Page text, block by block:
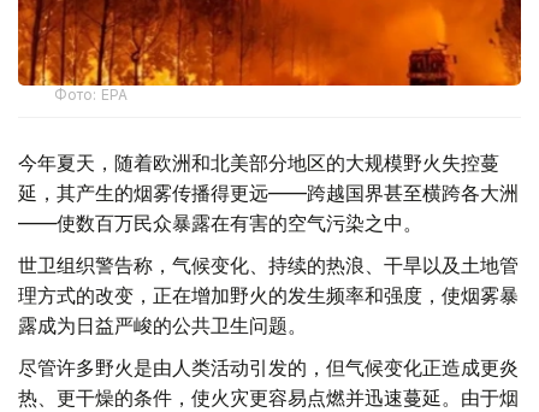
Фото: EPA
今年夏天，随着欧洲和北美部分地区的大规模野火失控蔓
延，其产生的烟雾传播得更远——跨越国界甚至横跨各大洲
——使数百万民众暴露在有害的空气污染之中。
世卫组织警告称，气候变化、持续的热浪、干旱以及土地管
理方式的改变，正在增加野火的发生频率和强度，使烟雾暴
露成为日益严峻的公共卫生问题。
尽管许多野火是由人类活动引发的，但气候变化正造成更炎
热、更干燥的条件，使火灾更容易点燃并迅速蔓延。由于烟